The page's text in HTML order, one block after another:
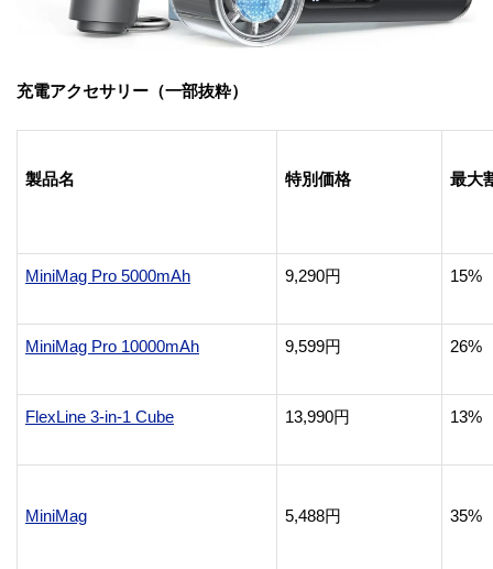
充電アクセサリー（一部抜粋）
製品名 特別価格 最大
MiniMag Pro 5000mAh 9,290円 15%
MiniMag Pro 10000mAh 9,599円 26%
FlexLine 3-in-1 Cube 13,990円 13%
MiniMag 5,488円 35%